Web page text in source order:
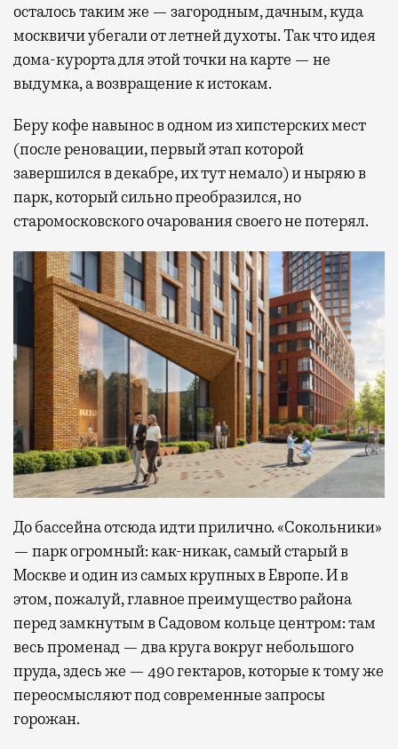
осталось таким же — загородным, дачным, куда
москвичи убегали от летней духоты. Так что идея
дома-курорта для этой точки на карте — не
выдумка, а возвращение к истокам.
Беру кофе навынос в одном из хипстерских мест
(после реновации, первый этап которой
завершился в декабре, их тут немало) и ныряю в
парк, который сильно преобразился, но
старомосковского очарования своего не потерял.
До бассейна отсюда идти прилично. «Сокольники»
— парк огромный: как-никак, самый старый в
Москве и один из самых крупных в Европе. И в
этом, пожалуй, главное преимущество района
перед замкнутым в Садовом кольце центром: там
весь променад — два круга вокруг небольшого
пруда, здесь же — 490 гектаров, которые к тому же
переосмысляют под современные запросы
горожан.